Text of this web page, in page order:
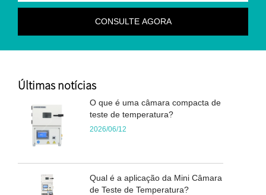
Últimas notícias
O que é uma câmara compacta de
teste de temperatura?
2026/06/12
Qual é a aplicação da Mini Câmara
de Teste de Temperatura?